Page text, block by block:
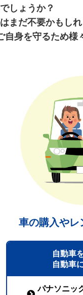
しょうか？
まだ不要かもしれ
身を守るため様
車の購入やレ
自動車
自動車
パナソニッ